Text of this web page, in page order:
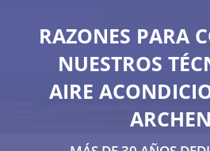
RAZONES PARA
NUESTROS
AIRE